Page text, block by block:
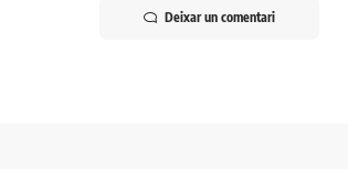
Deixar un comentari